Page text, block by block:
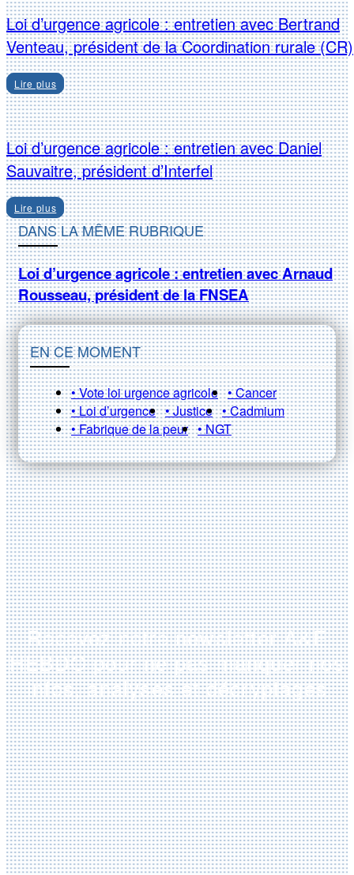
Loi d’urgence agricole : entretien avec Bertrand
Venteau, président de la Coordination rurale (CR)
Lire plus
Loi d’urgence agricole : entretien avec Daniel
Sauvaitre, président d’Interfel
Lire plus
DANS LA MÊME RUBRIQUE
Loi d’urgence agricole : entretien avec Arnaud
Rousseau, président de la FNSEA
EN CE MOMENT
• Vote loi urgence agricole • Cancer
• Loi d’urgence • Justice • Cadmium
• Fabrique de la peur • NGT
Recevez notre newsletter A&E
HEBDO pour ne pas manquer nos
infos, analyses et décryptages